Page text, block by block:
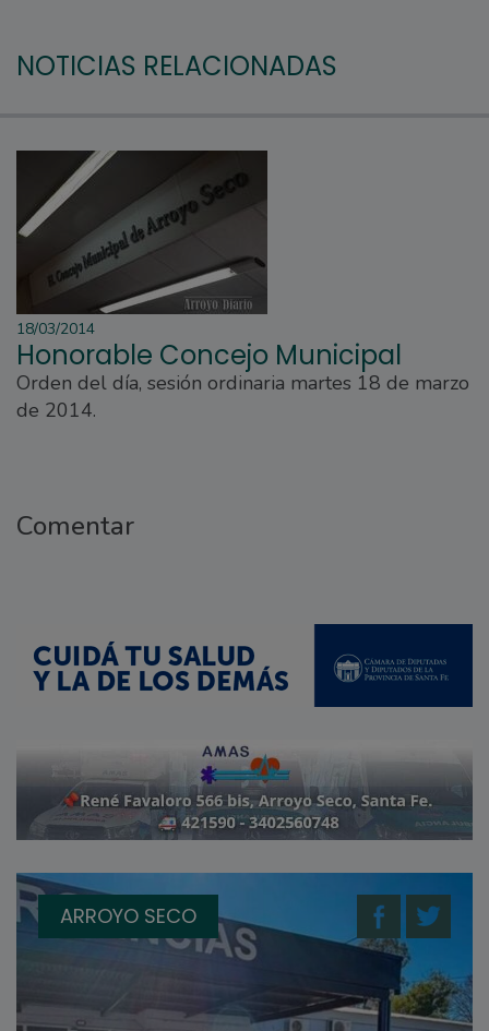
NOTICIAS RELACIONADAS
18/03/2014
Honorable Concejo Municipal
Orden del día, sesión ordinaria martes 18 de marzo
de 2014.
Comentar
ARROYO SECO